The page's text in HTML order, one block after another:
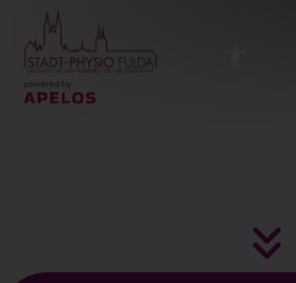
Ihre Praxis für Ergo- und
Behandlung mit